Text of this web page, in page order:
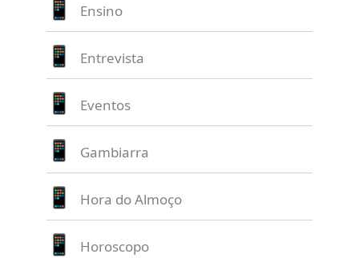
Ensino
Entrevista
Eventos
Gambiarra
Hora do Almoço
Horoscopo